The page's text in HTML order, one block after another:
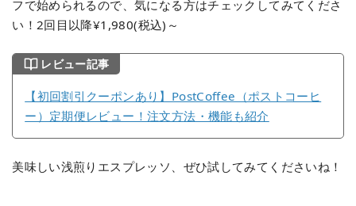
フで始められるので、気になる方はチェックしてみてくださ
い！2回目以降¥1,980(税込)～
レビュー記事
【初回割引クーポンあり】PostCoffee（ポストコーヒ
ー）定期便レビュー！注文方法・機能も紹介
美味しい浅煎りエスプレッソ、ぜひ試してみてくださいね！